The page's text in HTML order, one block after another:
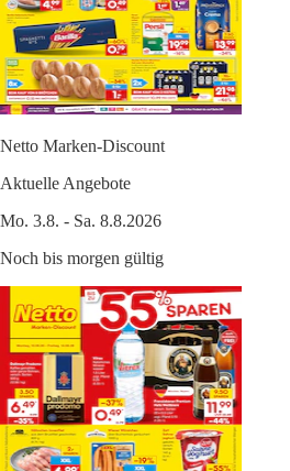
Netto Marken-Discount
Aktuelle Angebote
Mo. 3.8. - Sa. 8.8.2026
Noch bis morgen gültig